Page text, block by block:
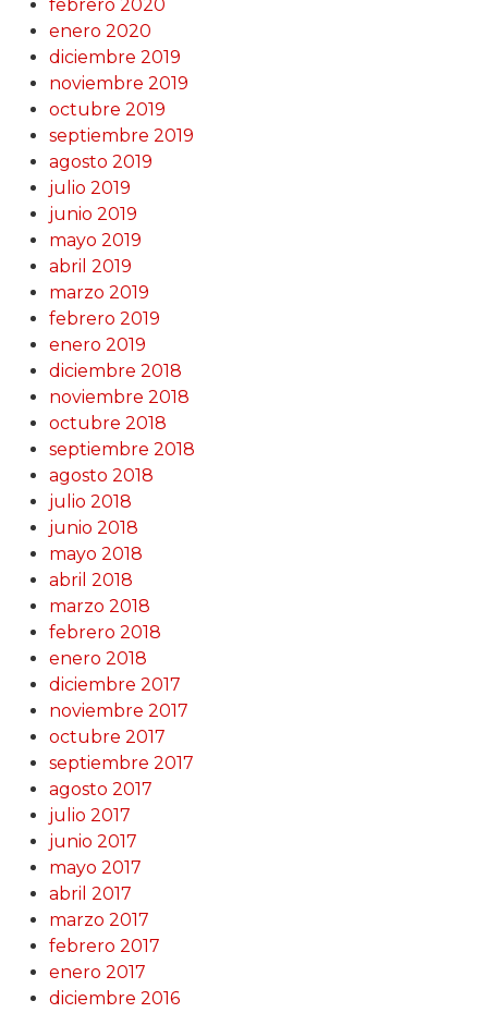
febrero 2020
enero 2020
diciembre 2019
noviembre 2019
octubre 2019
septiembre 2019
agosto 2019
julio 2019
junio 2019
mayo 2019
abril 2019
marzo 2019
febrero 2019
enero 2019
diciembre 2018
noviembre 2018
octubre 2018
septiembre 2018
agosto 2018
julio 2018
junio 2018
mayo 2018
abril 2018
marzo 2018
febrero 2018
enero 2018
diciembre 2017
noviembre 2017
octubre 2017
septiembre 2017
agosto 2017
julio 2017
junio 2017
mayo 2017
abril 2017
marzo 2017
febrero 2017
enero 2017
diciembre 2016